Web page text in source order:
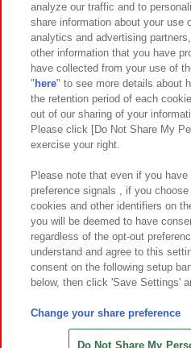
イベント・キャンペーン
関連会社 サステナビリ
プライバシーポリシー ウェブ
お取引先さまとともに
カスタマーハラスメント対応方針
©Bandai Namco
©Bandai Namco
©HANAYASHIKI Co.,
analyze our traffic and to
share information about your use
analytics and advertising
other information that you have
have collected from your use of
" here" to see more details about
the retention period of each
out of our sharing of your
Please click [Do Not Share My
exercise your right.
Please note that even if you
preference signals , if you
cookies and other identifiers on
you will be deemed to have
regardless of the opt-out
understand and agree to this
consent on the following setup
below, then click 'Save Settings'
Change your share preference
Do Not Share My